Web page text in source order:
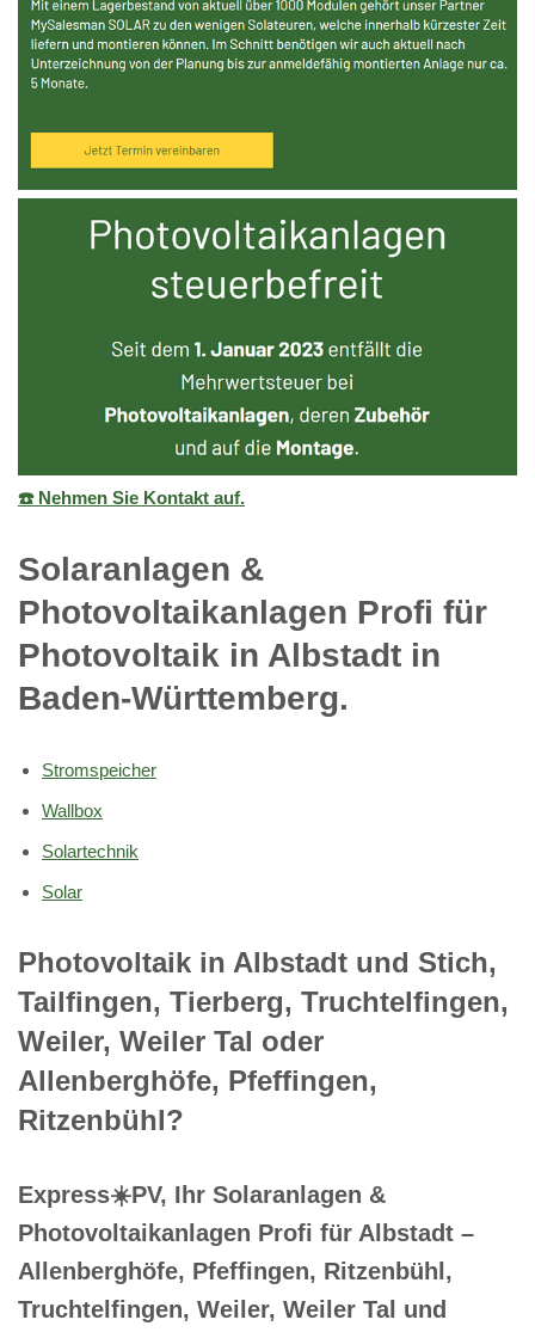
☎️ Nehmen Sie Kontakt auf.
Solaranlagen &
Photovoltaikanlagen Profi für
Photovoltaik in Albstadt in
Baden-Württemberg.
Stromspeicher
Wallbox
Solartechnik
Solar
Photovoltaik in Albstadt und Stich,
Tailfingen, Tierberg, Truchtelfingen,
Weiler, Weiler Tal oder
Allenberghöfe, Pfeffingen,
Ritzenbühl?
Express☀️PV️, Ihr Solaranlagen &
Photovoltaikanlagen Profi für Albstadt –
Allenberghöfe, Pfeffingen, Ritzenbühl,
Truchtelfingen, Weiler, Weiler Tal und